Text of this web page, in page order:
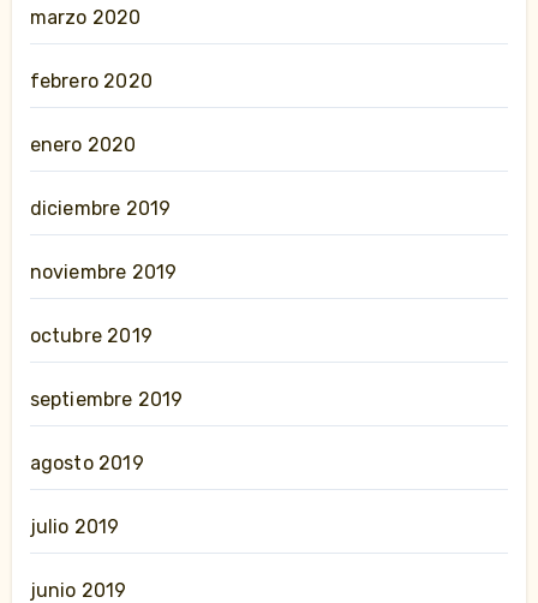
marzo 2020
febrero 2020
enero 2020
diciembre 2019
noviembre 2019
octubre 2019
septiembre 2019
agosto 2019
julio 2019
junio 2019